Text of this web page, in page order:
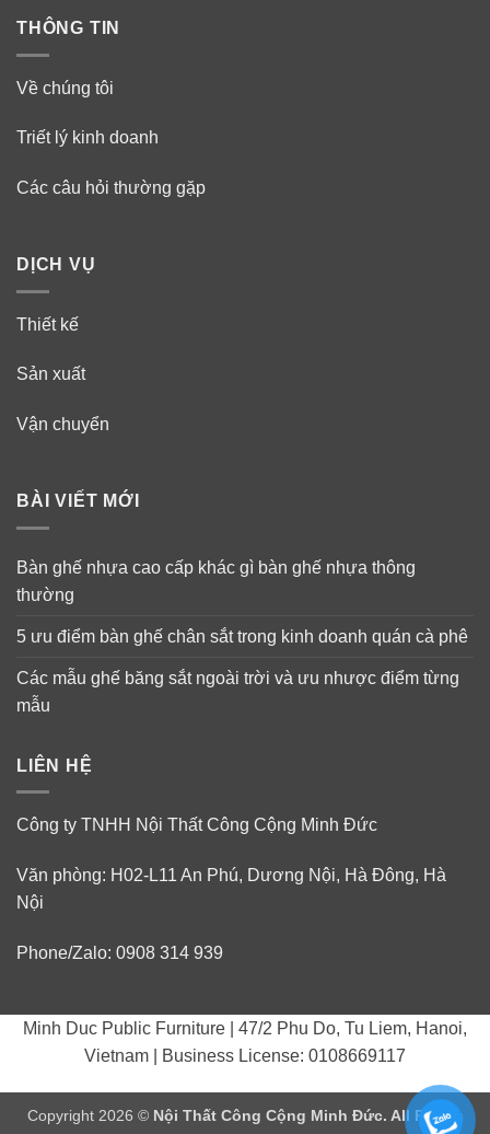
THÔNG TIN
Về chúng tôi
Triết lý kinh doanh
Các câu hỏi thường gặp
DỊCH VỤ
Thiết kế
Sản xuất
Vận chuyển
BÀI VIẾT MỚI
Bàn ghế nhựa cao cấp khác gì bàn ghế nhựa thông
thường
5 ưu điểm bàn ghế chân sắt trong kinh doanh quán cà phê
Các mẫu ghế băng sắt ngoài trời và ưu nhược điểm từng
mẫu
LIÊN HỆ
Công ty TNHH Nội Thất Công Cộng Minh Đức
Văn phòng: H02-L11 An Phú, Dương Nội, Hà Đông, Hà
Nội
Phone/Zalo: 0908 314 939
Minh Duc Public Furniture | 47/2 Phu Do, Tu Liem, Hanoi,
Vietnam | Business License: 0108669117
Copyright 2026 © Nội Thất Công Cộng Minh Đức. All Rights